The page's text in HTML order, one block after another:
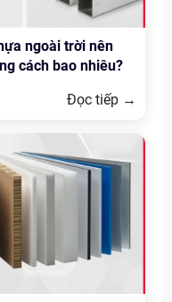
ngoài trời nên
cách bao nhiêu?
Đọc tiếp →